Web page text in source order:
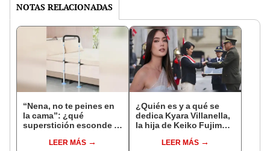
NOTAS RELACIONADAS
“Nena, no te peines en
la cama”: ¿qué
superstición esconde la
Enanitos Verdes?
LEER MÁS
¿Quién es y a qué se
dedica Kyara Villanella,
la hija de Keiko Fujimori
nivel nacional?
LEER MÁS